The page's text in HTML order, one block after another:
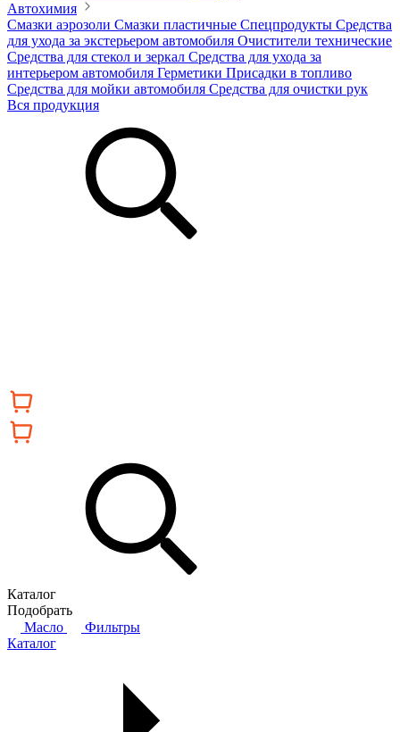
Автохимия
Смазки аэрозоли Смазки пластичные Спецпродукты Средства
для ухода за экстерьером автомобиля Очистители технические
Средства для стекол и зеркал Средства для ухода за
интерьером автомобиля Герметики Присадки в топливо
Средства для мойки автомобиля Средства для очистки рук
Вся продукция
Каталог
Подобрать
Масло
Фильтры
Каталог